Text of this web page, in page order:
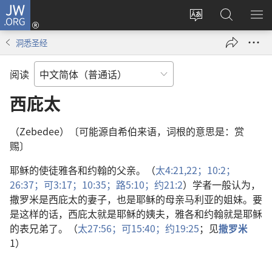
JW.ORG
更
登
录
（打
搜
索
JW.ORG
显
洞悉圣经
阅读
西庇太
（Zebedee）〔可能源自希伯来语，词根的意思是：赏
赐〕
耶稣的使徒雅各和约翰的父亲。（太4:21,22； 10:2；
26:37； 可3:17； 10:35； 路5:10； 约21:2）学者一般认为，
撒罗米是西庇太的妻子，也是耶稣的母亲马利亚的姐妹。要
是这样的话，西庇太就是耶稣的姨夫，雅各和约翰就是耶稣
的表兄弟了。（太27:56； 可15:40； 约19:25；见撒罗米
1）